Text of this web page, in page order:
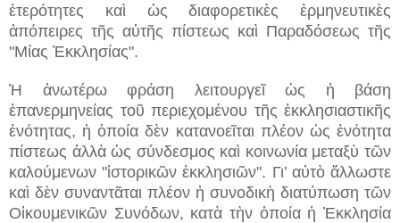
ἑτερότητες καὶ ὡς διαφορετικὲς ἑρμηνευτικὲς
ἀπόπειρες τῆς αὐτῆς πίστεως καὶ Παραδόσεως τῆς
"Μίας Ἐκκλησίας".
Ἡ ἀνωτέρω φράση λειτουργεῖ ὡς ἡ βάση
ἐπανερμηνείας τοῦ περιεχομένου τῆς ἐκκλησιαστικῆς
ἑνότητας, ἡ ὁποία δὲν κατανοεῖται πλέον ὡς ἑνότητα
πίστεως ἀλλὰ ὡς σύνδεσμος καὶ κοινωνία μεταξὺ τῶν
καλούμενων "ἱστορικῶν ἐκκλησιῶν". Γι’ αὐτὸ ἄλλωστε
καὶ δὲν συναντᾶται πλέον ἡ συνοδικὴ διατύπωση τῶν
Οἰκουμενικῶν Συνόδων, κατὰ τὴν ὁποία ἡ Ἐκκλησία